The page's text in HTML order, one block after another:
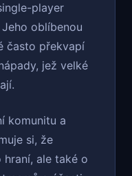
player
oblíbenou
často překvapí
jež velké
komunitu a
si, že
hraní, ale také o